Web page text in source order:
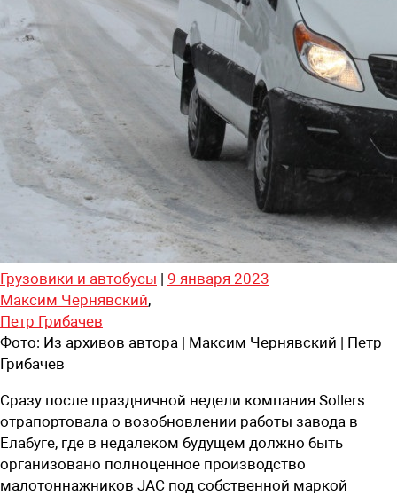
Грузовики и автобусы | 9 января 2023
Максим Чернявский,
Петр Грибачев
Фото: Из архивов автора | Максим Чернявский | Петр
Грибачев
Сразу после праздничной недели компания Sollers
отрапортовала о возобновлении работы завода в
Елабуге, где в недалеком будущем должно быть
организовано полноценное производство
малотоннажников JAC под собственной маркой